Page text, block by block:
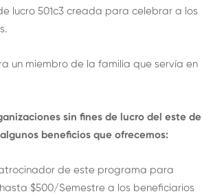
lucro 501c3 creada para celebrar a los
un miembro de la familia que servía en
sin fines de lucro del este de
beneficios que ofrecemos:
de este programa para
$500/Semestre a los beneficiarios